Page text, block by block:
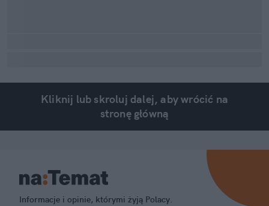
Kliknij lub skroluj dalej, aby wrócić na
stronę główną
Informacje i opinie, którymi żyją Polacy.